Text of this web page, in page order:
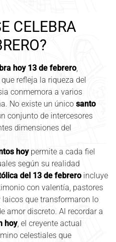
CELEBRA
hoy 13 de febrero,
refleja la riqueza del
conmemora a varios
No existe un único santo
conjunto de intercesores
dimensiones del
hoypermite a cada fiel
según su realidad
del 13 de febreroincluye
con valentía, pastores
que transformaron lo
amor discreto. Al recordar a
hoy, el creyente actual
celestiales que